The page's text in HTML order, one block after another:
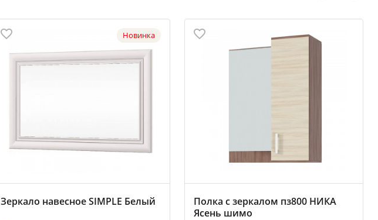
Новинка
Зеркало навесное SIMPLE Белый
Полка с зеркалом пз800 НИКА
Ясень шимо